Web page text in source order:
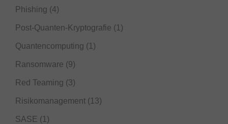
Phishing (4)
Post-Quanten-Kryptografie (1)
Quantencomputing (1)
Ransomware (9)
Red Teaming (3)
Risikomanagement (13)
SASE (1)